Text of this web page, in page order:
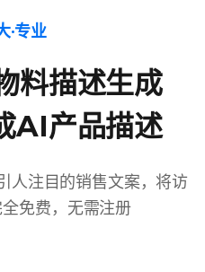
·专业
料描述生成
AI产品描述
人注目的销售文案，将访
免费，无需注册